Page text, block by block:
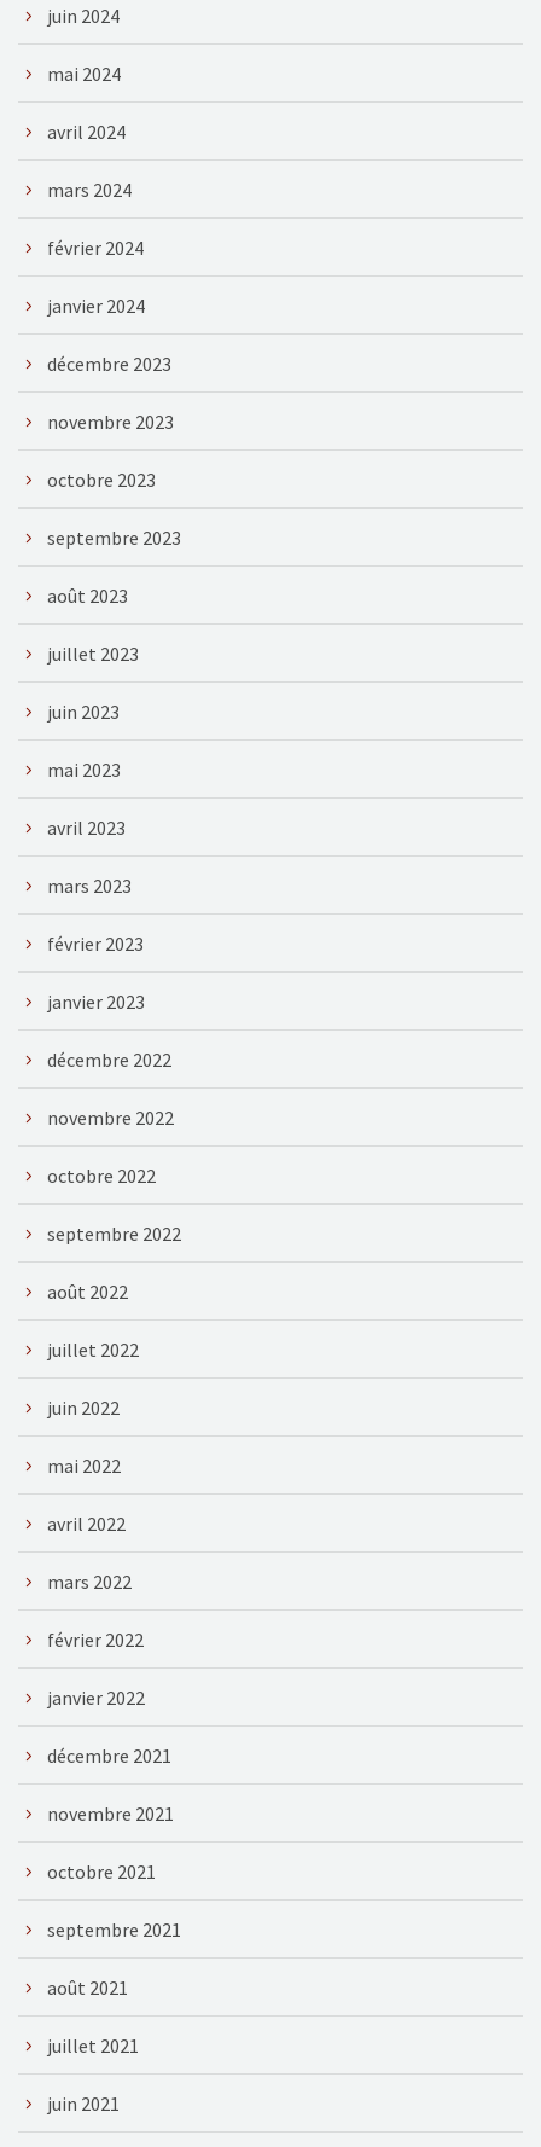
juin 2024
mai 2024
avril 2024
mars 2024
février 2024
janvier 2024
décembre 2023
novembre 2023
octobre 2023
septembre 2023
août 2023
juillet 2023
juin 2023
mai 2023
avril 2023
mars 2023
février 2023
janvier 2023
décembre 2022
novembre 2022
octobre 2022
septembre 2022
août 2022
juillet 2022
juin 2022
mai 2022
avril 2022
mars 2022
février 2022
janvier 2022
décembre 2021
novembre 2021
octobre 2021
septembre 2021
août 2021
juillet 2021
juin 2021